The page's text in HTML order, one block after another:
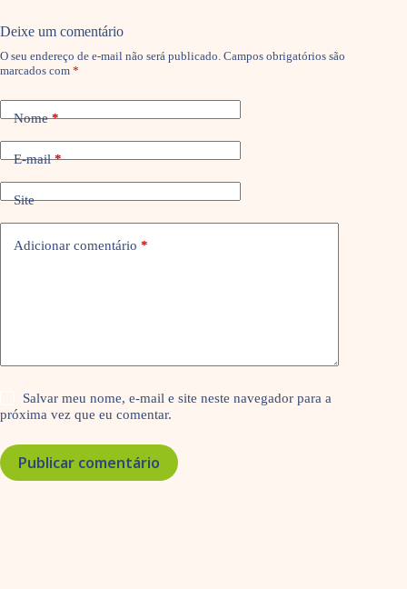
Deixe um comentário
O seu endereço de e-mail não será publicado. Campos obrigatórios são
marcados com *
Nome*
E-mail*
Site
Adicionar comentário *
Salvar meu nome, e-mail e site neste navegador para a
próxima vez que eu comentar.
Publicar comentário